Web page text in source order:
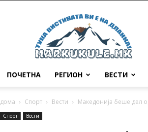
Маркукуле
ПОЧЕТНА РЕГИОН ВЕСТИ
дома Спорт Вести Македонија беше дел
Спорт Вести